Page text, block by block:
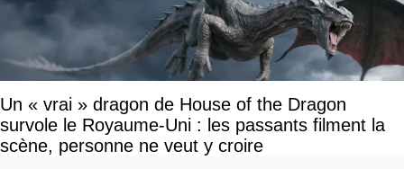
Un « vrai » dragon de House of the Dragon
survole le Royaume-Uni : les passants filment la
scène, personne ne veut y croire